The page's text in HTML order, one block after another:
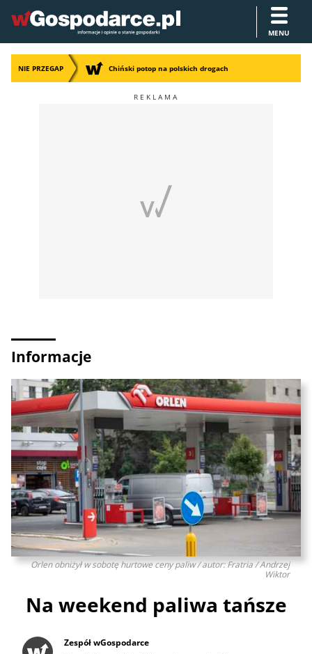
MENU
NIE PRZEGAP Chiński potop na polskich drogach
Informacje
Orlen obniżył w sobotę hurtowe ceny paliw / autor: Fratria / Andrzej
Wiktor
Na weekend paliwa tańsze
Zespół wGospodarce